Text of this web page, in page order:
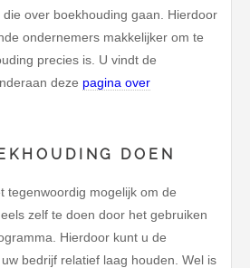
over boekhouding gaan. Hierdoor
ondernemers makkelijker om te
precies is. U vindt de
deze pagina over
DOEN
tegenwoordig mogelijk om de
zelf te doen door het gebruiken
Hierdoor kunt u de
bedrijf relatief laag houden. Wel is